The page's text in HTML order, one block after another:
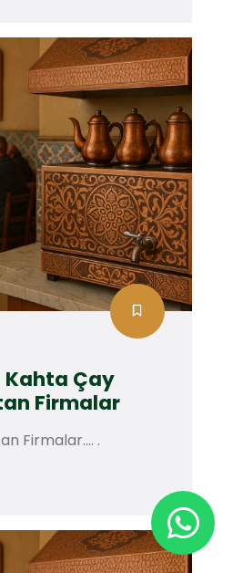
Kahta Çay
Firmalar
Firmalar.... .